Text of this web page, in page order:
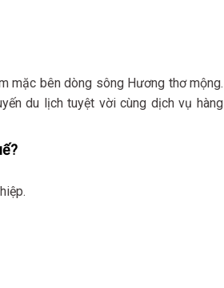
mặc bên dòng sông Hương thơ mộng.
du lịch tuyệt vời cùng dịch vụ hàng